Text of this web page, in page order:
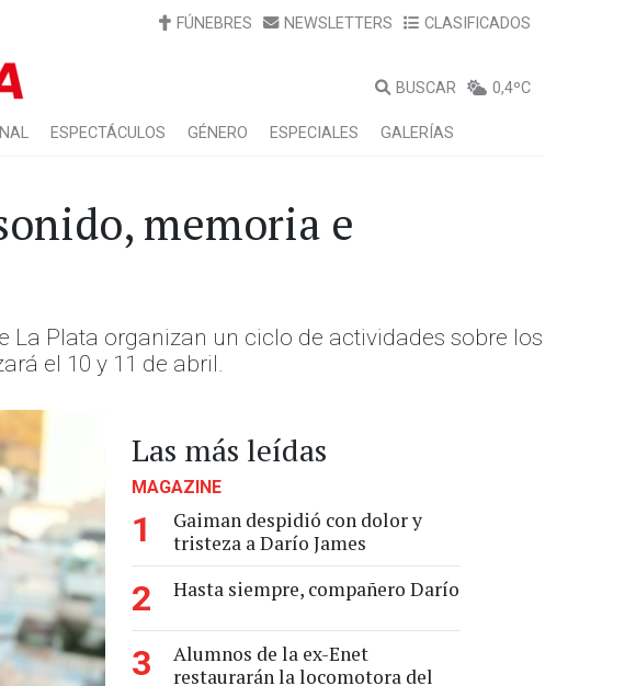
FÚNEBRES NEWSLETTERS CLASIFICADOS
BUSCAR 0,4ºC
ESPECTÁCULOS GÉNERO ESPECIALES GALERÍAS
memoria e
La Plata organizan un ciclo de actividades sobre los
el 10 y 11 de abril.
Las más leídas
MAGAZINE
1
Gaiman despidió con dolor y
tristeza a Darío James
2 Hasta siempre, compañero Darío
3
Alumnos de la ex-Enet
restaurarán la locomotora del